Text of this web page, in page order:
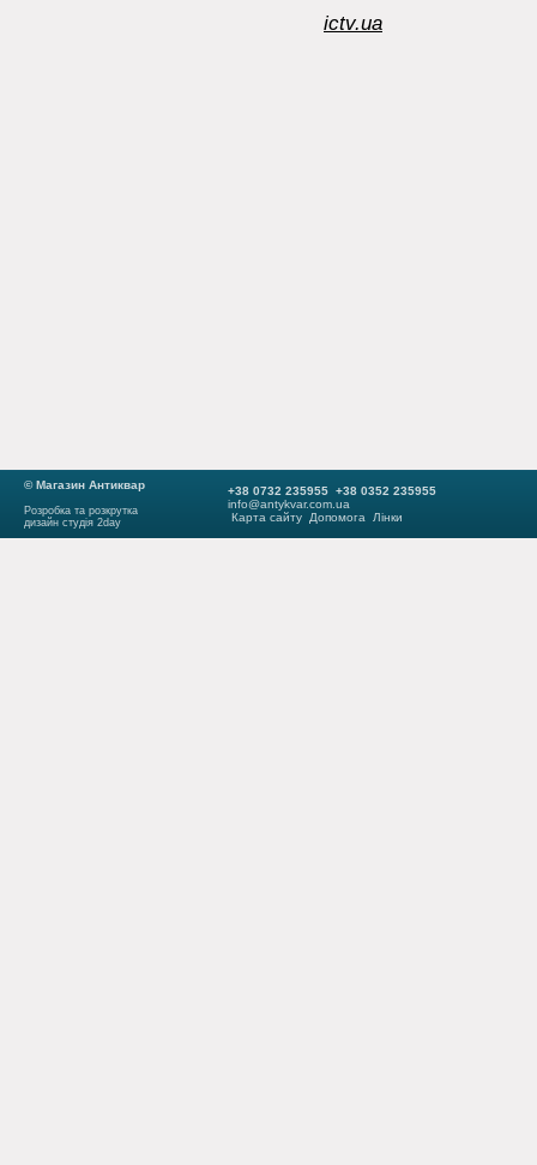
ictv.ua
© Магазин Антиквар
Розробка та розкрутка
дизайн студія 2day
+38 0732 235955 +38 0352 235955
info@antykvar.com.ua
Карта сайту
Допомога Лінки